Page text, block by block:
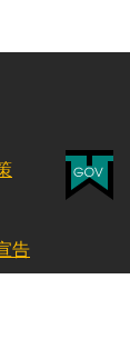
告